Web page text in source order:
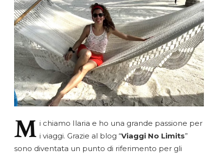
M i chiamo Ilaria e ho una grande passione per
i viaggi. Grazie al blog “Viaggi No Limits”
sono diventata un punto di riferimento per gli